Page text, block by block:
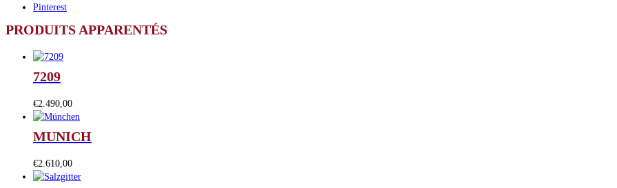
Pinterest
PRODUITS APPARENTÉS
7209
€2.490,00
MUNICH
€2.610,00